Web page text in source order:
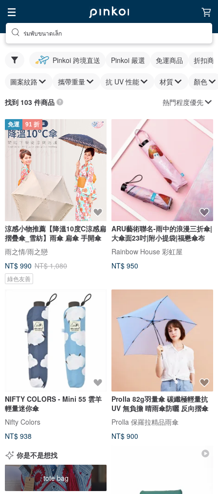
ร่มพับขนาดเล็ก
Pinkoi 跨境直送 Pinkoi 嚴選 免運商品 折扣商
圖案紋路 攜帶重量 抗 UV 性能 材質 顏色
找到 103 件商品 熱門程度優先
免運 91 折
涼感小物推薦【降溫10度C涼感扁
摺疊傘_雪紡】雨傘 扁傘 手開傘
雨之情/雨之戀
NT$ 990 NT$ 1,080
綠色友善
ARU藝術聯名-雨中的浪漫三折傘|
大傘面23吋|附小提袋|福懋傘布
Rainbow House 彩虹屋
NT$ 950
NIFTY COLORS - Mini 55 雲羊
輕量迷你傘
Nifty Colors
NT$ 938
Prolla 82g羽量傘 碳纖極輕量抗
UV 無負擔 晴雨傘防曬 反向摺傘
Prolla 保羅拉精品雨傘
NT$ 900
你是不是想找
tote bag